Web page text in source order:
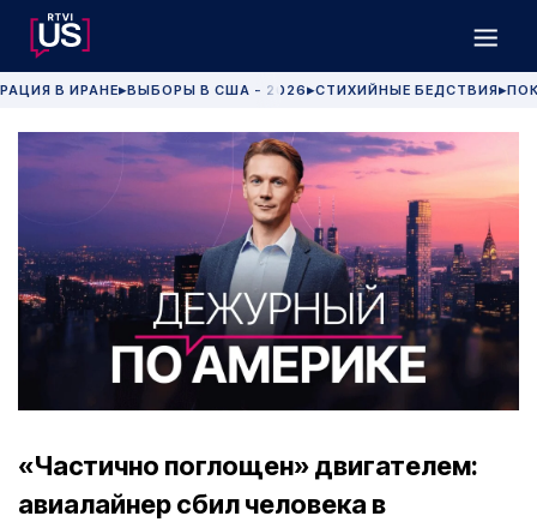
В ИРАНЕ▶ВЫБОРЫ В США - 2026 ▶СТИХИЙНЫЕ БЕДСТВИЯ▶
«Частично поглощен» двигателем:
авиалайнер сбил человека в